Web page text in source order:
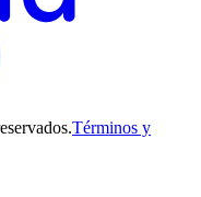
Términos y